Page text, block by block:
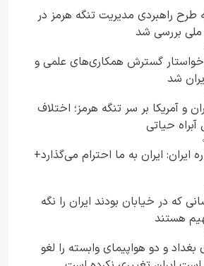
طرح راهبردی مدیریت تنگه هرمز در
بررسی شد
گسترش همکاری‌های علمی و
شد
و آمریکا بر سر تنگه هرمز؛ اختلاف
حیاتی
ایران: ایران به ما احترام می‌گذارد+
که در خیابان بودند ایران را نگه
هستند
بغداد و دو هواپیمای وابسته را لغو